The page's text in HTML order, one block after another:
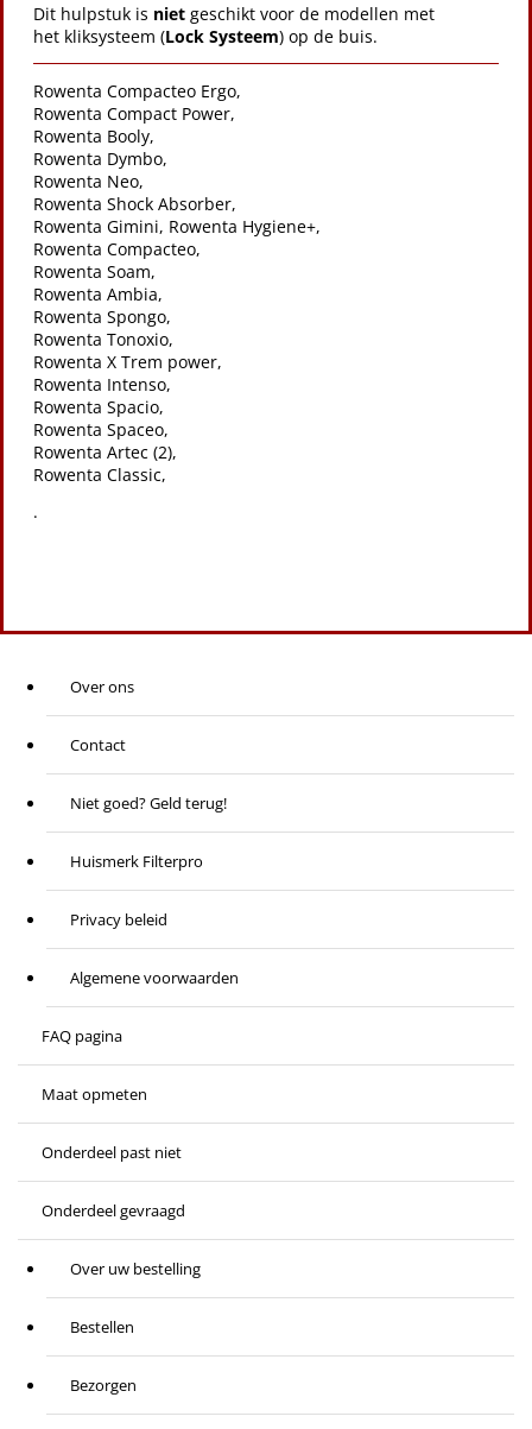
Dit hulpstuk is niet geschikt voor de modellen met
het kliksysteem (Lock Systeem) op de buis.
Rowenta Compacteo Ergo,
Rowenta Compact Power,
Rowenta Booly,
Rowenta Dymbo,
Rowenta Neo,
Rowenta Shock Absorber,
Rowenta Gimini, Rowenta Hygiene+,
Rowenta Compacteo,
Rowenta Soam,
Rowenta Ambia,
Rowenta Spongo,
Rowenta Tonoxio,
Rowenta X Trem power,
Rowenta Intenso,
Rowenta Spacio,
Rowenta Spaceo,
Rowenta Artec (2),
Rowenta Classic,
.
Over ons
Contact
Niet goed? Geld terug!
Huismerk Filterpro
Privacy beleid
Algemene voorwaarden
FAQ pagina
Maat opmeten
Onderdeel past niet
Onderdeel gevraagd
Over uw bestelling
Bestellen
Bezorgen